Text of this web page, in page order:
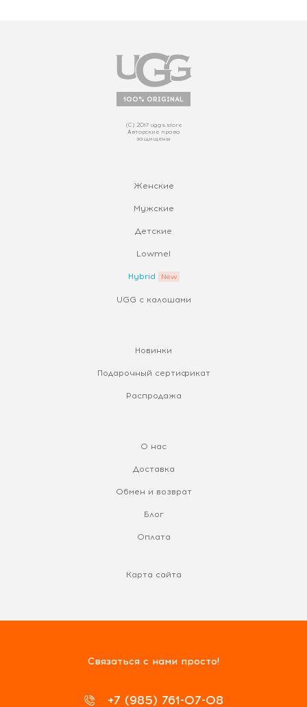
100% ORIGINAL
(С) 2017 uggs.store
Авторские права
защищены
Женские
Мужские
Детские
Lowmel
Hybrid
UGG с калошами
Новинки
Подарочный сертификат
Распродажа
О нас
Доставка
Обмен и возврат
Блог
Оплата
Карта сайта
Связаться с нами просто!
+7 (985) 761-07-08